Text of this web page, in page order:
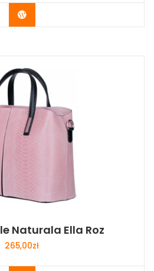
Buy Now
Naturala Ella Roz
265,00zł